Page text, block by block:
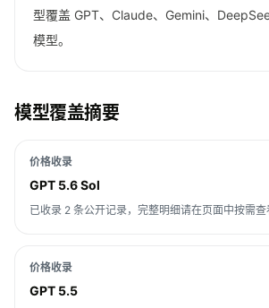
型覆盖 GPT、Claude、Gemini、
模型。
模型覆盖摘要
价格收录
GPT 5.6 Sol
已收录 2 条公开记录，完整明细请在页面中按需查
价格收录
GPT 5.5